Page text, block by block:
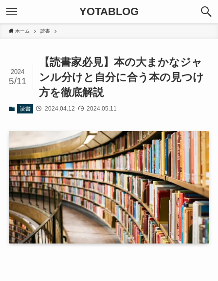
YOTABLOG
ホーム 読書
【読書家必見】本の大まかなジャ
ンル分けと自分に合う本の見つけ
方を徹底解説
2024
5/11
読書 2024.04.12 2024.05.11